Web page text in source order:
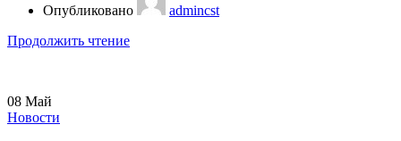
Опубликовано
admincst
Продолжить чтение
08 Май
Новости